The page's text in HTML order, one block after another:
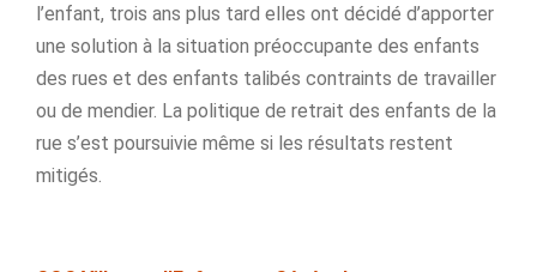
l’enfant, trois ans plus tard elles ont décidé d’apporter
une solution à la situation préoccupante des enfants
des rues et des enfants talibés contraints de travailler
ou de mendier. La politique de retrait des enfants de la
rue s’est poursuivie même si les résultats restent
mitigés.